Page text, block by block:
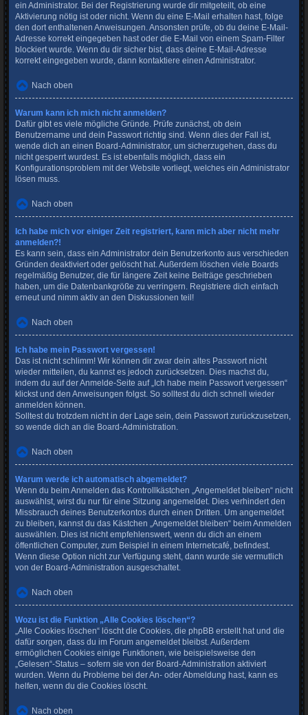
ein Administrator. Bei der Registrierung wurde dir mitgeteilt, ob eine
Aktivierung nötig ist oder nicht. Wenn du eine E-Mail erhalten hast, folge
den dort enthaltenen Anweisungen. Ansonsten prüfe, ob du deine E-Mail-
Adresse korrekt eingegeben hast oder die E-Mail von einem Spam-Filter
blockiert wurde. Wenn du dir sicher bist, dass deine E-Mail-Adresse
korrekt eingegeben wurde, dann kontaktiere einen Administrator.
Nach oben
Warum kann ich mich nicht anmelden?
Dafür gibt es viele mögliche Gründe. Prüfe zunächst, ob dein
Benutzername und dein Passwort richtig sind. Wenn dies der Fall ist,
wende dich an einen Board-Administrator, um sicherzugehen, dass du
nicht gesperrt wurdest. Es ist ebenfalls möglich, dass ein
Konfigurationsproblem mit der Website vorliegt, welches ein Administrator
lösen muss.
Nach oben
Ich habe mich vor einiger Zeit registriert, kann mich aber nicht mehr
anmelden?!
Es kann sein, dass ein Administrator dein Benutzerkonto aus verschieden
Gründen deaktiviert oder gelöscht hat. Außerdem löschen viele Boards
regelmäßig Benutzer, die für längere Zeit keine Beiträge geschrieben
haben, um die Datenbankgröße zu verringern. Registriere dich einfach
erneut und nimm aktiv an den Diskussionen teil!
Nach oben
Ich habe mein Passwort vergessen!
Das ist nicht schlimm! Wir können dir zwar dein altes Passwort nicht
wieder mitteilen, du kannst es jedoch zurücksetzen. Dies machst du,
indem du auf der Anmelde-Seite auf „Ich habe mein Passwort vergessen“
klickst und den Anweisungen folgst. So solltest du dich schnell wieder
anmelden können.
Solltest du trotzdem nicht in der Lage sein, dein Passwort zurückzusetzen,
so wende dich an die Board-Administration.
Nach oben
Warum werde ich automatisch abgemeldet?
Wenn du beim Anmelden das Kontrollkästchen „Angemeldet bleiben“ nicht
auswählst, wirst du nur für eine Sitzung angemeldet. Dies verhindert den
Missbrauch deines Benutzerkontos durch einen Dritten. Um angemeldet
zu bleiben, kannst du das Kästchen „Angemeldet bleiben“ beim Anmelden
auswählen. Dies ist nicht empfehlenswert, wenn du dich an einem
öffentlichen Computer, zum Beispiel in einem Internetcafé, befindest.
Wenn diese Option nicht zur Verfügung steht, dann wurde sie vermutlich
von der Board-Administration ausgeschaltet.
Nach oben
Wozu ist die Funktion „Alle Cookies löschen“?
„Alle Cookies löschen“ löscht die Cookies, die phpBB erstellt hat und die
dafür sorgen, dass du im Forum angemeldet bleibst. Außerdem
ermöglichen Cookies einige Funktionen, wie beispielsweise den
„Gelesen“-Status – sofern sie von der Board-Administration aktiviert
wurden. Wenn du Probleme bei der An- oder Abmeldung hast, kann es
helfen, wenn du die Cookies löscht.
Nach oben